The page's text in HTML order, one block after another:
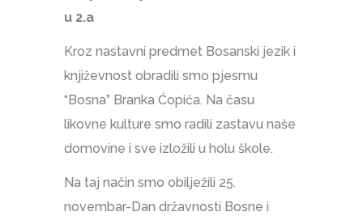
u 2.a
Kroz nastavni predmet Bosanski jezik i
književnost obradili smo pjesmu
“Bosna” Branka Ćopića. Na času
likovne kulture smo radili zastavu naše
domovine i sve izložili u holu škole.
Na taj način smo obilježili 25.
novembar-Dan državnosti Bosne i